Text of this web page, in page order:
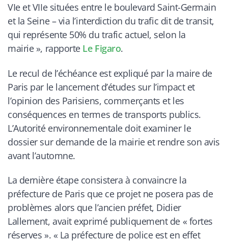
VIe et VIIe situées entre le boulevard Saint-Germain
et la Seine – via l’interdiction du trafic dit de transit,
qui représente 50% du trafic actuel, selon la
mairie», rapporte Le Figaro.
Le recul de l’échéance est expliqué par la maire de
Paris par le lancement d’études sur l’impact et
l’opinion des Parisiens, commerçants et les
conséquences en termes de transports publics.
L’Autorité environnementale doit examiner le
dossier sur demande de la mairie et rendre son avis
avant l’automne.
La dernière étape consistera à convaincre la
préfecture de Paris que ce projet ne posera pas de
problèmes alors que l’ancien préfet, Didier
Lallement, avait exprimé publiquement de « fortes
réserves ». « La préfecture de police est en effet